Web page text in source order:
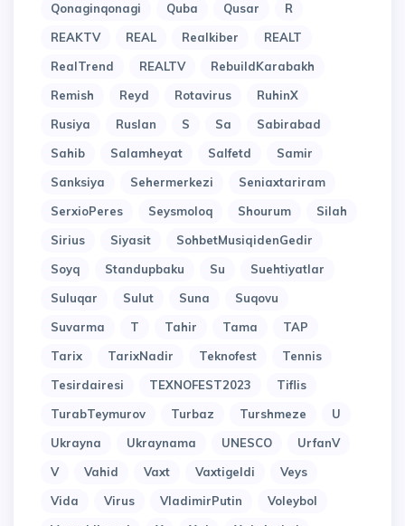
Qonaginqonagi Quba Qusar
R
REAKTV
REAL Realkiber
REALT
RealTrend
REALTV
RebuildKarabakh
Remish
Reyd Rotavirus
RuhinX
Rusiya
Ruslan S Sa
Sabirabad
Sahib
Salamheyat Salfetd
Samir
Sanksiya
Sehermerkezi
Seniaxtariram
SerxioPeres
Seysmoloq Shourum
Silah
Sirius
Siyasit
SohbetMusiqidenGedir
Soyq
Standupbaku Su
Suehtiyatlar
Suluqar
Sulut Suna
Suqovu
Suvarma
T Tahir Tama
TAP
Tarix
TarixNadir Teknofest
Tennis
Tesirdairesi
TEXNOFEST2023
Tiflis
TurabTeymurov
Turbaz Turshmeze
U
Ukrayna
Ukraynama UNESCO
UrfanV
V
Vahid Vaxt Vaxtigeldi
Veys
Vida
Virus VladimirPutin
Voleybol